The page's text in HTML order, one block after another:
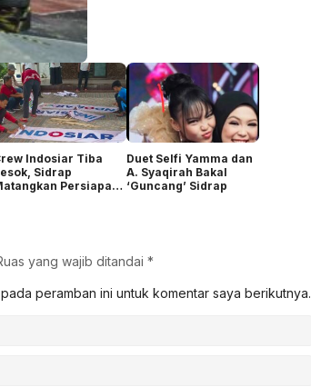
Indosiar Tiba
Sidrap
Persiapan
Duet Selfi Yamma dan
A. Syaqirah Bakal
‘Guncang’ Sidrap
yang wajib ditandai *
peramban ini untuk komentar saya berikutnya.